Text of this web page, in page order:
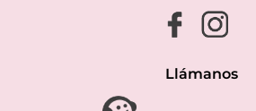
Llámanos